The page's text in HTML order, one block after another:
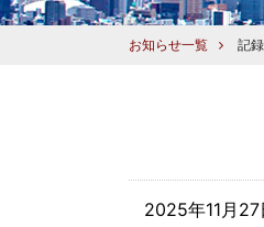
お知らせ一覧 記
2025年11月27